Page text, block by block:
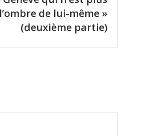
de lui-même »
(deuxième partie)